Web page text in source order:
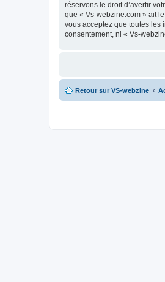
réservons le droit d’avertir
que « Vs-webzine.com » ait
vous acceptez que toutes les
consentement, ni « Vs-
Retour sur VS-webzine